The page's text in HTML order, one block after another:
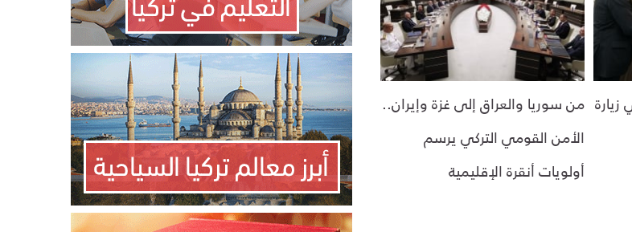
من سوريا والعراق إلى غزة وإيران..
الأمن القومي التركي يرسم
أولويات أنقرة الإقليمية